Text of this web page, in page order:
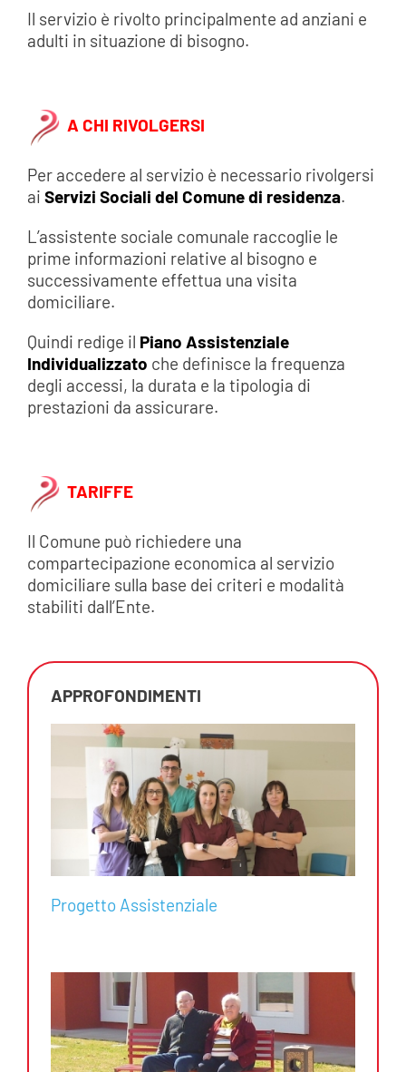
Il servizio è rivolto principalmente ad anziani e
adulti in situazione di bisogno.
A CHI RIVOLGERSI
Per accedere al servizio è necessario rivolgersi
ai Servizi Sociali del Comune di residenza.
L’assistente sociale comunale raccoglie le
prime informazioni relative al bisogno e
successivamente effettua una visita
domiciliare.
Quindi redige il Piano Assistenziale
Individualizzato che definisce la frequenza
degli accessi, la durata e la tipologia di
prestazioni da assicurare.
TARIFFE
Il Comune può richiedere una
compartecipazione economica al servizio
domiciliare sulla base dei criteri e modalità
stabiliti dall’Ente.
APPROFONDIMENTI
Progetto Assistenziale